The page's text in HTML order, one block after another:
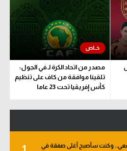
مصدر من اتحاد الكرة لـ في الجول:
تلقينا موافقة من كاف على تنظيم
كأس إفريقيا تحت 23 عاما
معي.. وكنت سأصبح أغلى صفقة في